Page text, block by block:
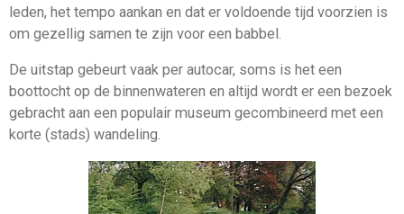
leden, het tempo aankan en dat er voldoende tijd voorzien is
om gezellig samen te zijn voor een babbel.
De uitstap gebeurt vaak per autocar, soms is het een
boottocht op de binnenwateren en altijd wordt er een bezoek
gebracht aan een populair museum gecombineerd met een
korte (stads) wandeling.